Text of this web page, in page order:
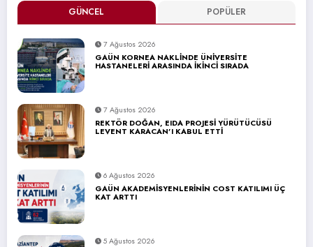
GÜNCEL POPÜLER
7 Ağustos 2026
GAÜN KORNEA NAKLİNDE ÜNİVERSİTE
HASTANELERİ ARASINDA İKİNCİ SIRADA
7 Ağustos 2026
REKTÖR DOĞAN, EIDA PROJESİ YÜRÜTÜCÜSÜ
LEVENT KARACAN’I KABUL ETTİ
6 Ağustos 2026
GAÜN AKADEMİSYENLERİNİN COST KATILIMI ÜÇ
KAT ARTTI
5 Ağustos 2026